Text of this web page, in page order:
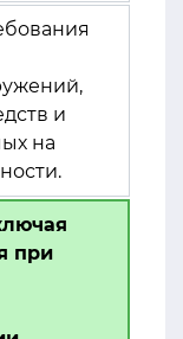
и
на
при